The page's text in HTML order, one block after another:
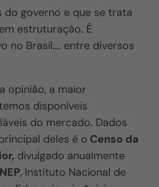
do governo e que se trata
estruturação. É
no Brasil…. entre diversos
opinião, a maior
disponíveis
do mercado. Dados
deles é o Censo da
divulgado anualmente
, Instituto Nacional de